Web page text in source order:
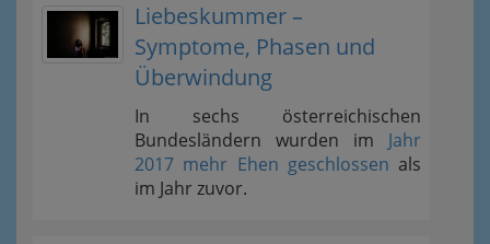
Liebeskummer –
Symptome, Phasen und
Überwindung
In sechs österreichischen
Bundesländern wurden im Jahr
2017 mehr Ehen geschlossen als
im Jahr zuvor.